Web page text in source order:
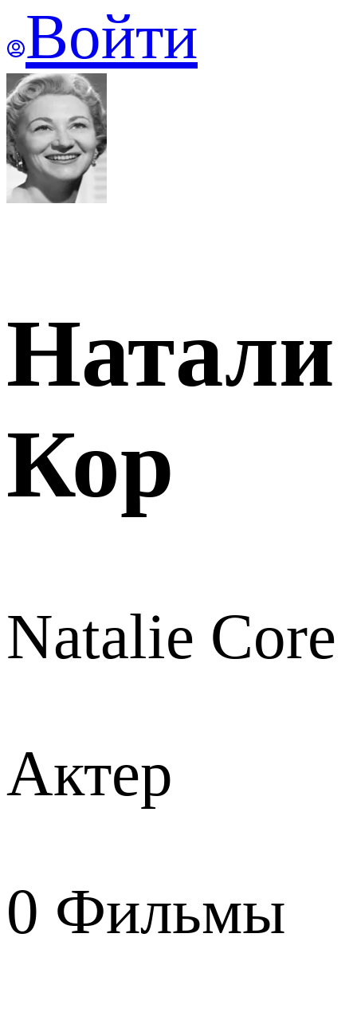
Войти
Натали
Кор
Natalie Core
Актер
0 Фильмы